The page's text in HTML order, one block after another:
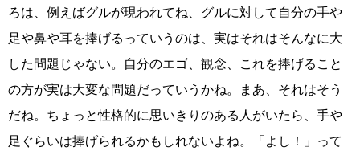
ろは、例えばグルが現われてね、グルに対して自分の手や
足や鼻や耳を捧げるっていうのは、実はそれはそんなに大
した問題じゃない。自分のエゴ、観念、これを捧げること
の方が実は大変な問題だっていうかね。まあ、それはそう
だね。ちょっと性格的に思いきりのある人がいたら、手や
足ぐらいは捧げられるかもしれないよね。「よし！」って